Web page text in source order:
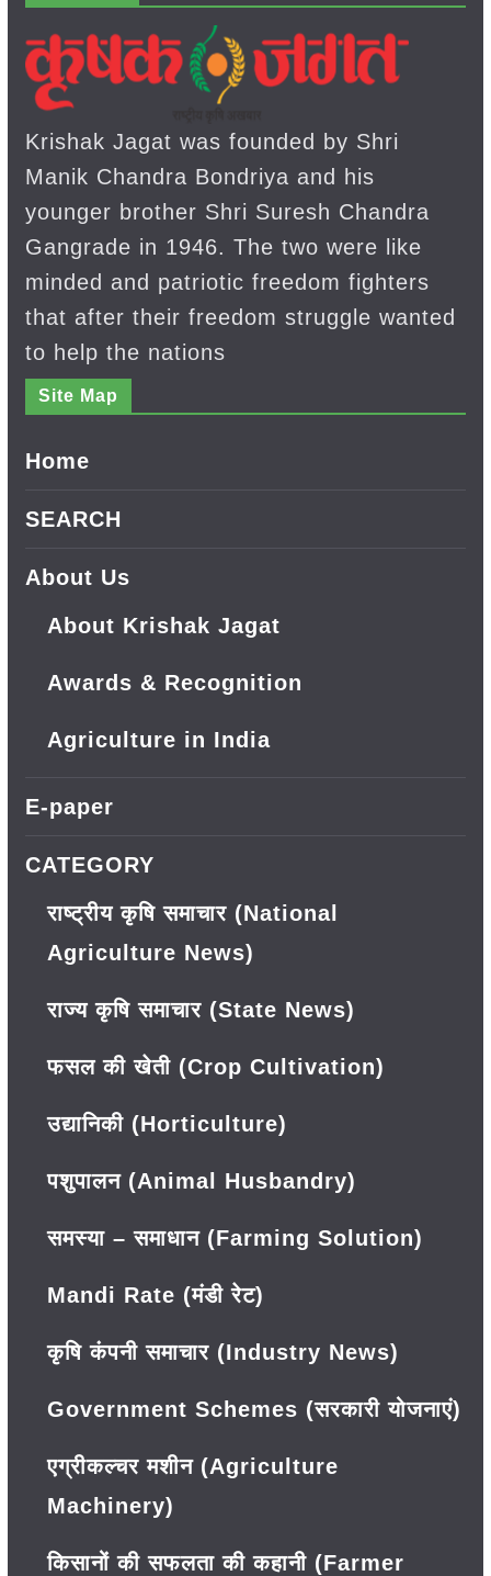
Krishak Jagat was founded by Shri
Manik Chandra Bondriya and his
younger brother Shri Suresh Chandra
Gangrade in 1946. The two were like
minded and patriotic freedom fighters
that after their freedom struggle wanted
to help the nations
Site Map
Home
SEARCH
About Us
About Krishak Jagat
Awards & Recognition
Agriculture in India
E-paper
CATEGORY
राष्ट्रीय कृषि समाचार (National
Agriculture News)
राज्य कृषि समाचार (State News)
फसल की खेती (Crop Cultivation)
उद्यानिकी (Horticulture)
पशुपालन (Animal Husbandry)
समस्या – समाधान (Farming Solution)
Mandi Rate (मंडी रेट)
कृषि कंपनी समाचार (Industry News)
Government Schemes (सरकारी योजनाएं)
एग्रीकल्चर मशीन (Agriculture
Machinery)
किसानों की सफलता की कहानी (Farmer